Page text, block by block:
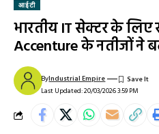
आईटी
भारतीय IT सेक्टर के लिए
Accenture के नतीजों ने
Last Updated: 20/03/2026 3:59 PM
ByIndustrial Empire